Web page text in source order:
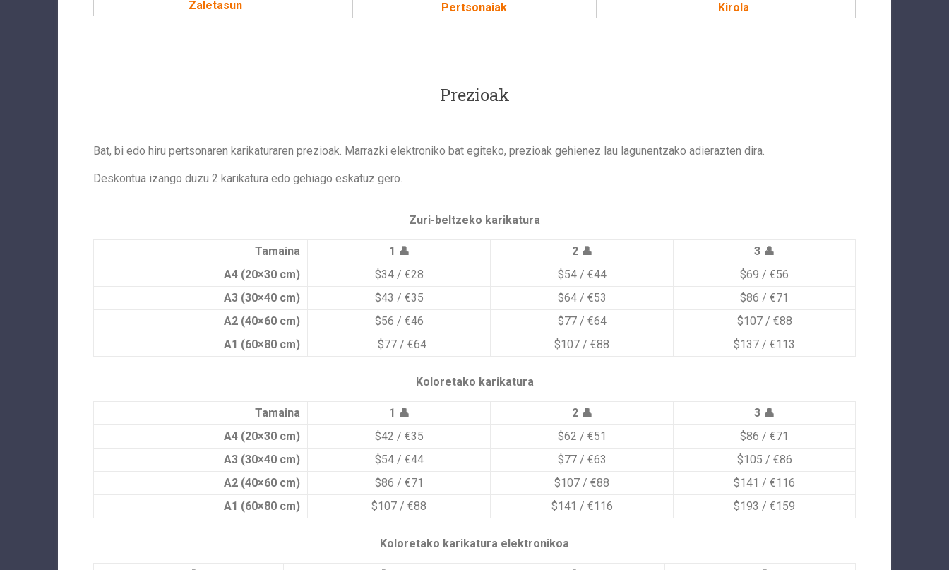
Zaletasun Pertsonaiak Kirola
Prezioak
Bat, bi edo hiru pertsonaren karikaturaren prezioak. Marrazki elektroniko bat egiteko, prezioak gehienez lau lagunentzako adierazten dira.
Deskontua izango duzu 2 karikatura edo gehiago eskatuz gero.
Zuri-beltzeko karikatura
Tamaina 1 👤 2 👤
3 👤
A4 (20×30 cm)
$34 / €28 $54 / €44
$69 / €56
A3 (30×40 cm)
$43 / €35 $64 / €53
$86 / €71
A2 (40×60 cm)
$56 / €46 $77 / €64
$107 / €88
A1 (60×80 cm)
$77 / €64 $107 / €88 $137 / €113
Koloretako karikatura
Tamaina 1 👤 2 👤
3 👤
A4 (20×30 cm)
$42 / €35 $62 / €51
$86 / €71
A3 (30×40 cm)
$54 / €44 $77 / €63
$105 / €86
A2 (40×60 cm)
$86 / €71 $107 / €88
$141 / €116
A1 (60×80 cm)
$107 / €88 $141 / €116 $193 / €159
Koloretako karikatura elektronikoa